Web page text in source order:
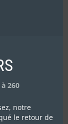
Détails
260
notre
le retour de